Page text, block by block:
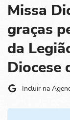
Missa
graças
da
Diocese
Incluir na